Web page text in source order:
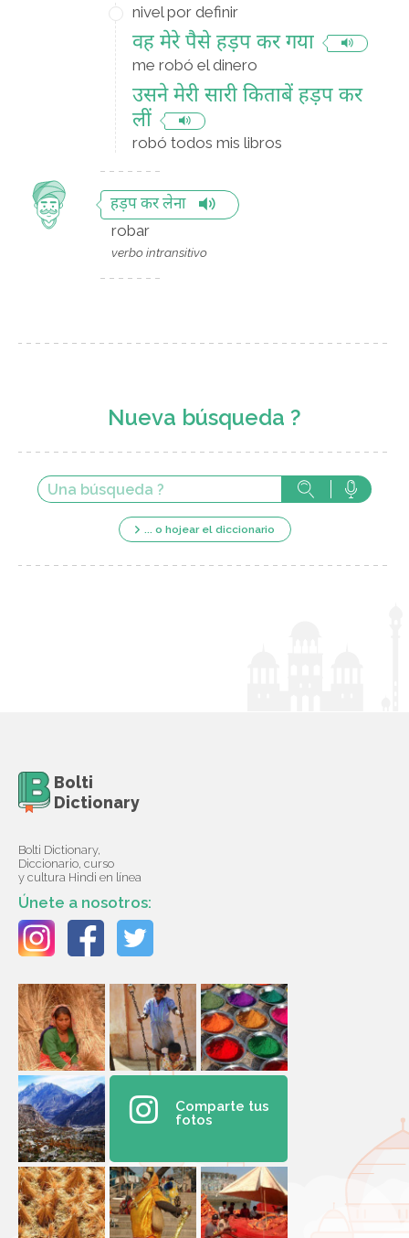
nivel por definir
वह मेरे पैसे हड़प कर गया
me robó el dinero
उसने मेरी सारी किताबें हड़प कर
लीं
robó todos mis libros
हड़प कर लेना
robar
verbo intransitivo
Nueva búsqueda ?
... o hojear el diccionario
Bolti
Dictionary
Bolti Dictionary,
Diccionario, curso
y cultura Hindi en línea
Únete a nosotros:
Comparte tus
fotos